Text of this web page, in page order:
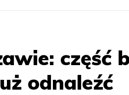
część
odnaleźć